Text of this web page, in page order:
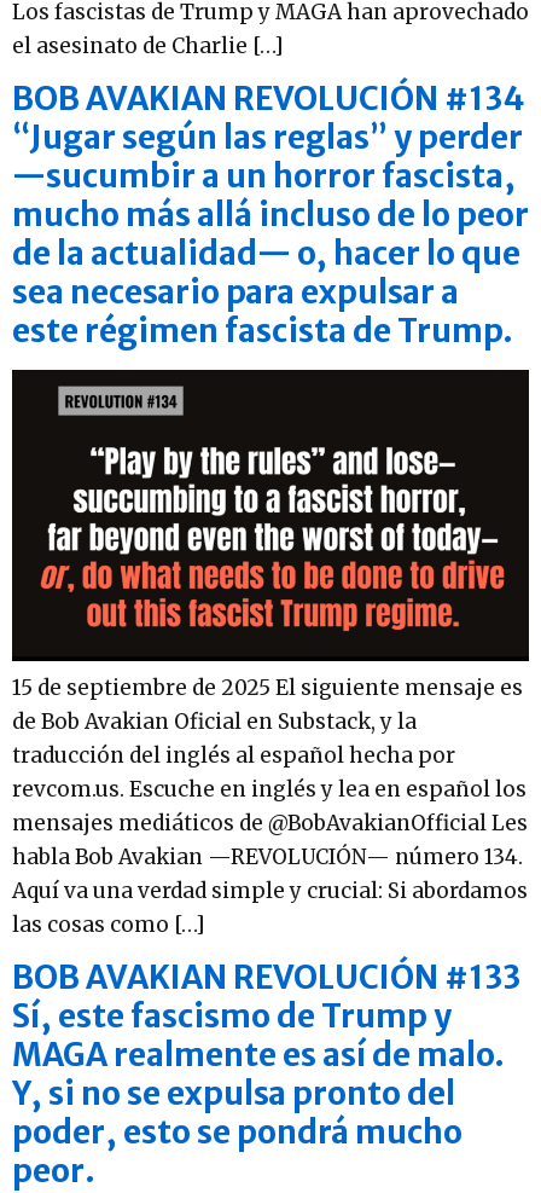
Los fascistas de Trump y MAGA han aprovechado
el asesinato de Charlie […]
BOB AVAKIAN REVOLUCIÓN #134
“Jugar según las reglas” y perder
—sucumbir a un horror fascista,
mucho más allá incluso de lo peor
de la actualidad— o, hacer lo que
sea necesario para expulsar a
este régimen fascista de Trump.
15 de septiembre de 2025 El siguiente mensaje es
de Bob Avakian Oficial en Substack, y la
traducción del inglés al español hecha por
revcom.us. Escuche en inglés y lea en español los
mensajes mediáticos de @BobAvakianOfficial Les
habla Bob Avakian —REVOLUCIÓN— número 134.
Aquí va una verdad simple y crucial: Si abordamos
las cosas como […]
BOB AVAKIAN REVOLUCIÓN #133
Sí, este fascismo de Trump y
MAGA realmente es así de malo.
Y, si no se expulsa pronto del
poder, esto se pondrá mucho
peor.